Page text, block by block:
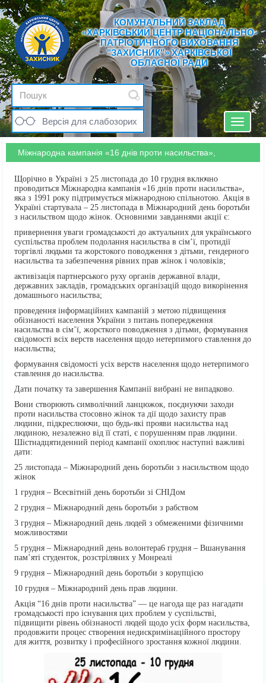
КОМУНАЛЬНИЙ ЗАКЛАД
«ХАРКІВСЬКИЙ ЦЕНТР НАЦІОНАЛЬНО-
ПАТРІОТИЧНОГО ВИХОВАННЯ
"ЗАХИСНИК"» ХАРКІВСЬКОЇ
ОБЛАСНОЇ РАДИ
Версія для слабозорих
Toggle
Міжнародна кампанія «16 днів проти насильства»,
Щорічно в Україні з 25 листопада до 10 грудня включно
проводиться Міжнародна кампанія «16 днів проти насильства»,
яка з 1991 року підтримується міжнародною спільнотою. Акція в
Україні стартувала – 25 листопада в Міжнародний день боротьби
з насильством щодо жінок. Основними завданнями акції є:
привернення уваги громадськості до актуальних для українського
суспільства проблем подолання насильства в сім’ї, протидії
торгівлі людьми та жорстокого поводження з дітьми, гендерного
насильства та забезпечення рівних прав жінок і чоловіків;
активізація партнерського руху органів державної влади,
державних закладів, громадських організацій щодо викорінення
домашнього насильства;
проведення інформаційних кампаній з метою підвищення
обізнаності населення України з питань попередження
насильства в сім’ї, жорсткого поводження з дітьми, формування
свідомості всіх верств населення щодо нетерпимого ставлення до
насильства;
формування свідомості усіх верств населення щодо нетерпимого
ставлення до насильства.
Дати початку та завершення Кампанії вибрані не випадково.
Вони створюють символічний ланцюжок, поєднуючи заходи
проти насильства стосовно жінок та дії щодо захисту прав
людини, підкреслюючи, що будь-які прояви насильства над
людиною, незалежно від її статі, є порушенням прав людини.
Шістнадцятиденний період кампанії охоплює наступні важливі
дати:
25 листопада – Міжнародний день боротьби з насильством щодо
жінок
1 грудня – Всесвітній день боротьби зі СНІДом
2 грудня – Міжнародний день боротьби з рабством
3 грудня – Міжнародний день людей з обмеженими фізичними
можливостями
5 грудня – Міжнародний день волонтера6 грудня – Вшанування
пам’яті студенток, розстріляних у Монреалі
9 грудня – Міжнародний день боротьби з корупцією
10 грудня – Міжнародний день прав людини.
Акція “16 днів проти насильства” — це нагода ще раз нагадати
громадськості про існування цих проблем у суспільстві,
підвищити рівень обізнаності людей щодо усіх форм насильства,
продовжити процес створення недискримінаційного простору
для життя, розвитку і професійного зростання кожної людини.